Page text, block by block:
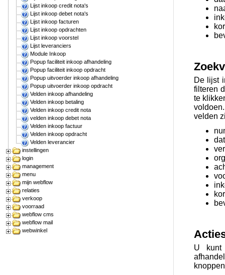
Lijst inkoop credit nota's
Lijst inkoop debet nota's
Lijst inkoop facturen
Lijst inkoop opdrachten
Lijst inkoop voorstel
Lijst leveranciers
Module Inkoop
Popup faciliteit inkoop afhandeling
Popup faciliteit inkoop opdracht
Popup uitvoerder inkoop afhandeling
Popup uitvoerder inkoop opdracht
Velden inkoop afhandeling
Velden inkoop betaling
Velden inkoop credit nota
velden inkoop debet nota
Velden inkoop factuur
Velden inkoop opdracht
Velden leverancier
instellingen
login
management
menu
mijn webflow
relaties
verkoop
voorraad
webflow cms
webflow mail
webwinkel
De lijst
filteren
te
velden
U kunt